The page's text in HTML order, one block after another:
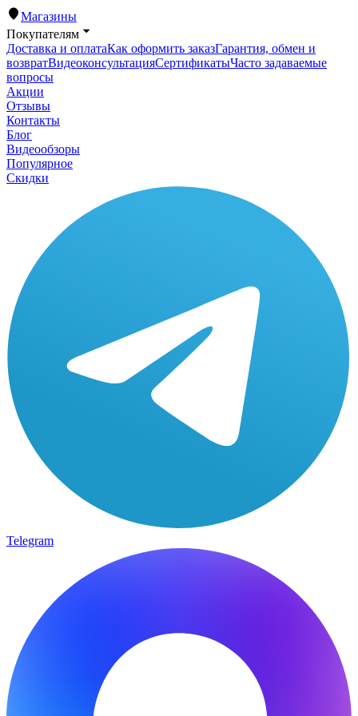
Магазины
Покупателям
Доставка и оплатаКак оформить заказГарантия, обмен и
возвратВидеоконсультацияСертификатыЧасто задаваемые
вопросы
Акции
Отзывы
Контакты
Блог
Видеообзоры
Популярное
Скидки
Telegram